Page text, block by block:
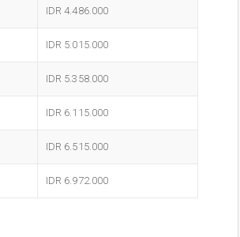
IDR 4.486.000
IDR 5.015.000
IDR 5.358.000
IDR 6.115.000
IDR 6.515.000
IDR 6.972.000